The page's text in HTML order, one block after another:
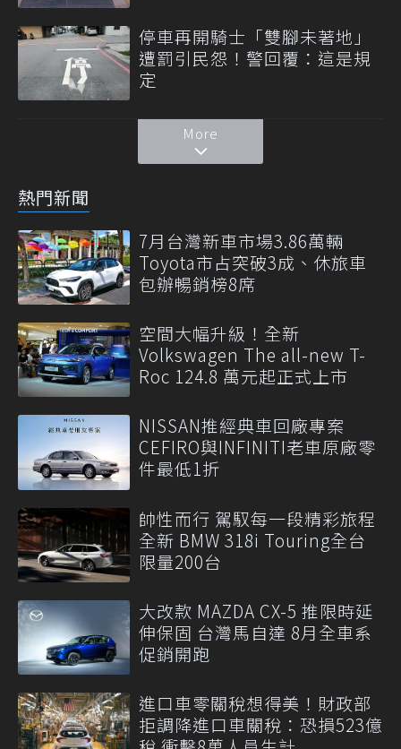
停車再開騎士「雙腳未著地」
遭罰引民怨！警回覆：這是規
定
More
熱門新聞
7月台灣新車市場3.86萬輛
Toyota市占突破3成、休旅車
包辦暢銷榜8席
空間大幅升級！全新
Volkswagen The all-new T-
Roc 124.8 萬元起正式上市
NISSAN推經典車回廠專案
CEFIRO與INFINITI老車原廠零
件最低1折
帥性而行 駕馭每一段精彩旅程
全新 BMW 318i Touring全台
限量200台
大改款 MAZDA CX-5 推限時延
伸保固 台灣馬自達 8月全車系
促銷開跑
進口車零關稅想得美！財政部
拒調降進口車關稅：恐損523億